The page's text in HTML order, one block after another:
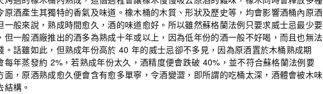
原酒產生其獨特的香氣及味道。橡木桶的木質、形狀及歷史等，均會影響酒桶內原酒
一般來說，熟成時間愈久，酒的味道愈好。所以雖然蘇格蘭法例只要求威士忌最少要
但一般酒廠推出的酒多為熟成十年或以上，因為低年份的酒一般不好喝，而且也無法
。話雖如此，但熟成年份高於 40 年的威士忌卻不多見，因為原酒置於木桶熟成期
每年蒸發約 2%，若熟成年份太久，酒精度便會跌破 40%，並不符合蘇格蘭法例要
面，原酒熟成愈久便會含有愈多單寧，令酒變澀，即所謂的吃桶太深，酒體會被木味
結構。